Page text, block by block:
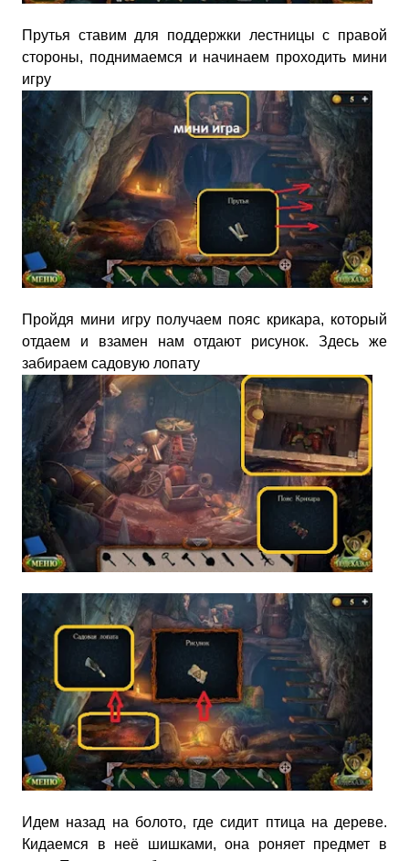
Прутья ставим для поддержки лестницы с правой
стороны, поднимаемся и начинаем проходить мини
игру
Пройдя мини игру получаем пояс крикара, который
отдаем и взамен нам отдают рисунок. Здесь же
забираем садовую лопату
Идем назад на болото, где сидит птица на дереве.
Кидаемся в неё шишками, она роняет предмет в